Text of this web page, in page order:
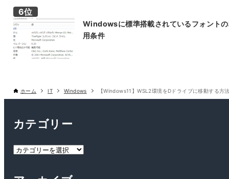
Windowsに標準搭載されているフォント
用条件
ホーム IT Windows 【Windows11】WSL2環境をDドライブに移動する方
カテゴリー
カ